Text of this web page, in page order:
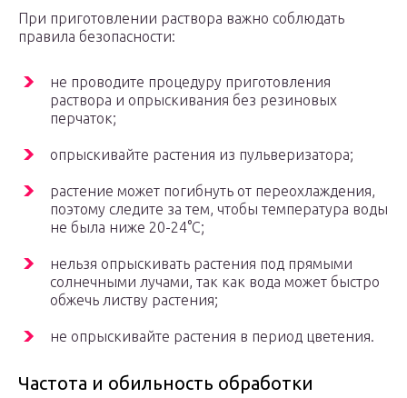
При приготовлении раствора важно соблюдать
правила безопасности:
не проводите процедуру приготовления
раствора и опрыскивания без резиновых
перчаток;
опрыскивайте растения из пульверизатора;
растение может погибнуть от переохлаждения,
поэтому следите за тем, чтобы температура воды
не была ниже 20-24°С;
нельзя опрыскивать растения под прямыми
солнечными лучами, так как вода может быстро
обжечь листву растения;
не опрыскивайте растения в период цветения.
Частота и обильность обработки